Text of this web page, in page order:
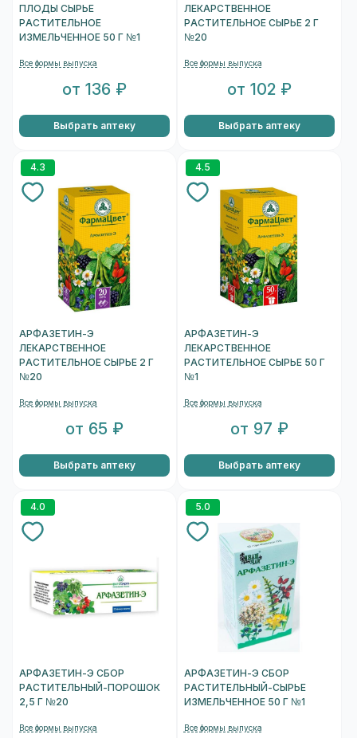
ПЛОДЫ СЫРЬЕ
РАСТИТЕЛЬНОЕ
ИЗМЕЛЬЧЕННОЕ 50 Г №1
Все формы выпуска
от 136 ₽
Выбрать аптеку
ЛЕКАРСТВЕННОЕ
РАСТИТЕЛЬНОЕ СЫРЬЕ 2 Г
№20
Все формы выпуска
от 102 ₽
Выбрать аптеку
4.3
АРФАЗЕТИН-Э
ЛЕКАРСТВЕННОЕ
РАСТИТЕЛЬНОЕ СЫРЬЕ 2 Г
№20
Все формы выпуска
от 65 ₽
Выбрать аптеку
4.5
АРФАЗЕТИН-Э
ЛЕКАРСТВЕННОЕ
РАСТИТЕЛЬНОЕ СЫРЬЕ 50 Г
№1
Все формы выпуска
от 97 ₽
Выбрать аптеку
4.0
АРФАЗЕТИН-Э СБОР
РАСТИТЕЛЬНЫЙ-ПОРОШОК
2,5 Г №20
Все формы выпуска
5.0
АРФАЗЕТИН-Э СБОР
РАСТИТЕЛЬНЫЙ-СЫРЬЕ
ИЗМЕЛЬЧЕННОЕ 50 Г №1
Все формы выпуска